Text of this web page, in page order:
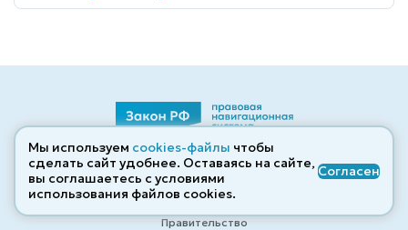
Кодексы
Судебная практика
Популярные законы
Правительство
Мы используем cookies-файлы чтобы
сделать сайт удобнее. Оставаясь на сайте,
вы соглашаетесь с условиями
использования файлов cооkies.
Согласен